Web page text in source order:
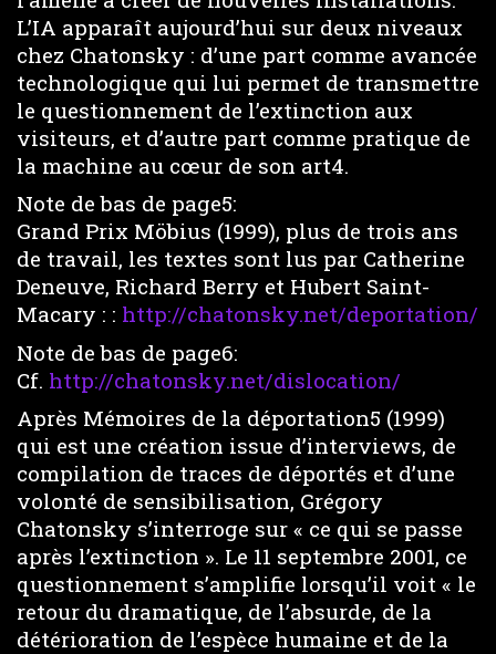
L’IA apparaît aujourd’hui sur deux niveaux
chez Chatonsky : d’une part comme avancée
technologique qui lui permet de transmettre
le questionnement de l’extinction aux
visiteurs, et d’autre part comme pratique de
la machine au cœur de son art4.
Note de bas de page5:
Grand Prix Möbius (1999), plus de trois ans
de travail, les textes sont lus par Catherine
Deneuve, Richard Berry et Hubert Saint-
Macary : : http://chatonsky.net/deportation/
Note de bas de page6:
Cf. http://chatonsky.net/dislocation/
Après Mémoires de la déportation5 (1999)
qui est une création issue d’interviews, de
compilation de traces de déportés et d’une
volonté de sensibilisation, Grégory
Chatonsky s’interroge sur « ce qui se passe
après l’extinction ». Le 11 septembre 2001, ce
questionnement s’amplifie lorsqu’il voit « le
retour du dramatique, de l’absurde, de la
détérioration de l’espèce humaine et de la